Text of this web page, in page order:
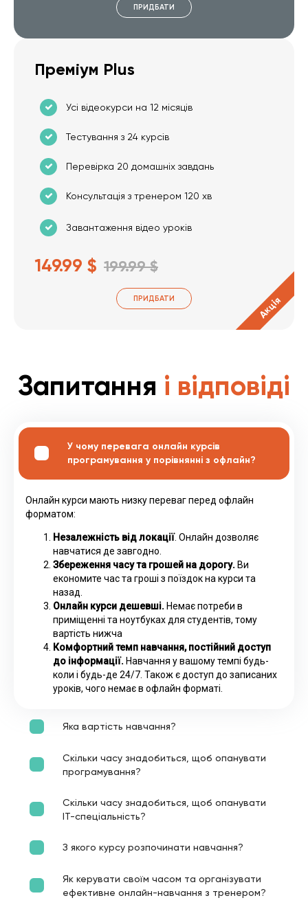
ПРИДБАТИ
Преміум Plus
Усі відеокурси на 12 місяців
Тестування з 24 курсів
Перевірка 20 домашніх завдань
Консультація з тренером 120 хв
Завантаження відео уроків
149.99 $ 199.99 $
ПРИДБАТИ Акція
Запитання і відповіді
У чому перевага онлайн курсів
програмування у порівнянні з офлайн?
Онлайн курси мають низку переваг перед офлайн
форматом:
Незалежність від локації. Онлайн дозволяє
навчатися де завгодно.
Збереження часу та грошей на дорогу. Ви
економите час та гроші з поїздок на курси та
назад.
Онлайн курси дешевші. Немає потреби в
приміщенні та ноутбуках для студентів, тому
вартість нижча
Комфортний темп навчання, постійний доступ
до інформації. Навчання у вашому темпі будь-
коли і будь-де 24/7. Також є доступ до записаних
уроків, чого немає в офлайн форматі.
Яка вартість навчання?
Скільки часу знадобиться, щоб опанувати
програмування?
Скільки часу знадобиться, щоб опанувати
ІТ-спеціальність?
З якого курсу розпочинати навчання?
Як керувати своїм часом та організувати
ефективне онлайн-навчання з тренером?